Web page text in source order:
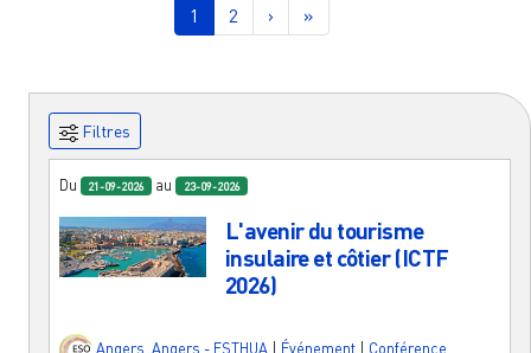
Page courante
1 Page
2 Page suivante
› Dernière page
»
Filtres
Du 21-09-2026 au 23-09-2026
L'avenir du tourisme
insulaire et côtier (ICTF
2026)
Angers, Angers - ESTHUA Événement Conférence